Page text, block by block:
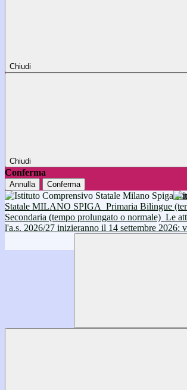
Chiudi
Chiudi
Conferma
Annulla Conferma
Statale MILANO SPIGA Primaria Bilingue
Secondaria (tempo prolungato o normale) Le
l'a.s. 2026/27 inizieranno il 14 settembre 2026: